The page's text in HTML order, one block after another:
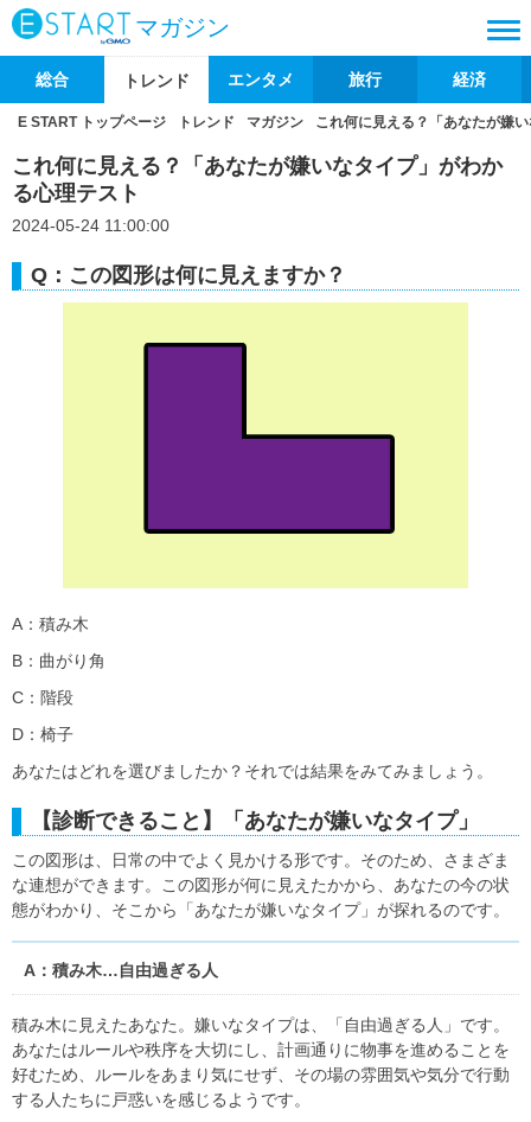
マガジン
総合 トレンド エンタメ 旅行 経済
E START トップページ トレンド マガジン これ何に見える？「あなたが嫌
これ何に見える？「あなたが嫌いなタイプ」がわか
る心理テスト
2024-05-24 11:00:00
Q：この図形は何に見えますか？
A：積み木
B：曲がり角
C：階段
D：椅子
あなたはどれを選びましたか？それでは結果をみてみましょう。
【診断できること】「あなたが嫌いなタイプ」
この図形は、日常の中でよく見かける形です。そのため、さまざま
な連想ができます。この図形が何に見えたかから、あなたの今の状
態がわかり、そこから「あなたが嫌いなタイプ」が探れるのです。
A：積み木…自由過ぎる人
積み木に見えたあなた。嫌いなタイプは、「自由過ぎる人」です。
あなたはルールや秩序を大切にし、計画通りに物事を進めることを
好むため、ルールをあまり気にせず、その場の雰囲気や気分で行動
する人たちに戸惑いを感じるようです。